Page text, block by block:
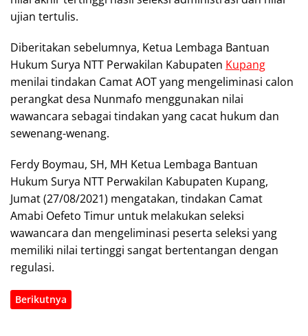
ujian tertulis.
Diberitakan sebelumnya, Ketua Lembaga Bantuan
Hukum Surya NTT Perwakilan Kabupaten Kupang
menilai tindakan Camat AOT yang mengeliminasi calon
perangkat desa Nunmafo menggunakan nilai
wawancara sebagai tindakan yang cacat hukum dan
sewenang-wenang.
Ferdy Boymau, SH, MH Ketua Lembaga Bantuan
Hukum Surya NTT Perwakilan Kabupaten Kupang,
Jumat (27/08/2021) mengatakan, tindakan Camat
Amabi Oefeto Timur untuk melakukan seleksi
wawancara dan mengeliminasi peserta seleksi yang
memiliki nilai tertinggi sangat bertentangan dengan
regulasi.
Berikutnya